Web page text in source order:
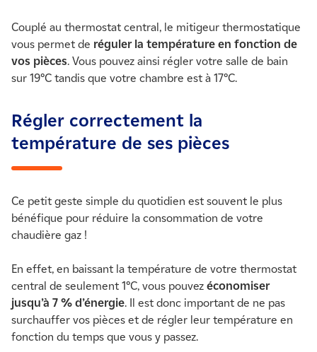
Couplé au thermostat central, le mitigeur thermostatique
vous permet de réguler la température en fonction de
vos pièces. Vous pouvez ainsi régler votre salle de bain
sur 19°C tandis que votre chambre est à 17°C.
Régler correctement la
température de ses pièces
Ce petit geste simple du quotidien est souvent le plus
bénéfique pour réduire la consommation de votre
chaudière gaz !
En effet, en baissant la température de votre thermostat
central de seulement 1°C, vous pouvez économiser
jusqu’à 7 % d’énergie. Il est donc important de ne pas
surchauffer vos pièces et de régler leur température en
fonction du temps que vous y passez.